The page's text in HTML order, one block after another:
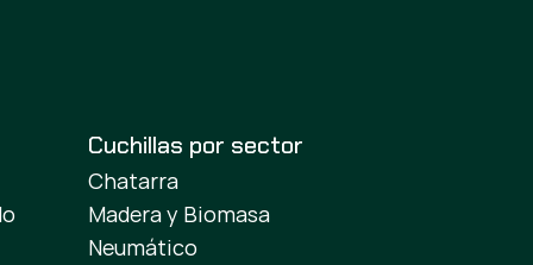
Cuchillas por sector
Chatarra
Madera y Biomasa
Neumático